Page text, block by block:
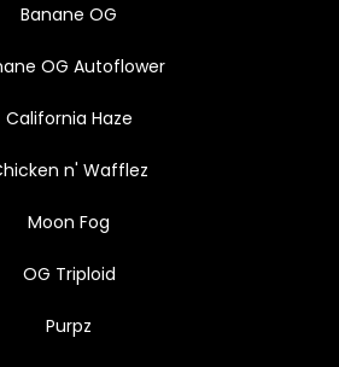
Banane OG
OG Autoflower
California Haze
n' Wafflez
Moon Fog
OG Triploid
Purpz